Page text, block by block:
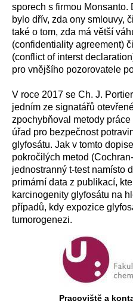
sporech s firmou Monsanto.
bylo dřív, zda ony smlouvy,
také o tom, zda má větší
(confidentiality agreement)
(conflict of interst
pro vnějšího pozorovatele
V roce 2017 se Ch. J.
jedním ze signatářů
zpochybňoval metody
úřad pro bezpečnost
glyfosátu. Jak v tomto
pokročilých metod
jednostranný t-test namísto
primární data z publikací,
karcinogenity glyfosátu na
případů, kdy expozice
tumorogenezi.
Pracoviště a